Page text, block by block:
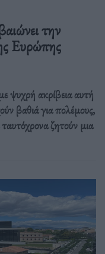
την
Ευρώπης
ψυχρή ακρίβεια αυτή
βαθιά για πολέμους,
ζητούν μια